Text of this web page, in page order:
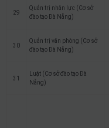
29
Quản trị nhân lực (Cơ sở
đào tạo Đà Nẵng)
30
Quản trị văn phòng (Cơ sở
đào tạo Đà Nẵng)
31
Luật (Cơ sở đào tạo Đà
Nẵng)